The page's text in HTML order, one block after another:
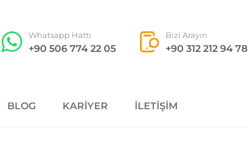
Whatsapp Hattı
+90 506 774 22 05
Bizi Arayın
+90 312 212 94 78
BLOG KARIYER İLETIŞIM